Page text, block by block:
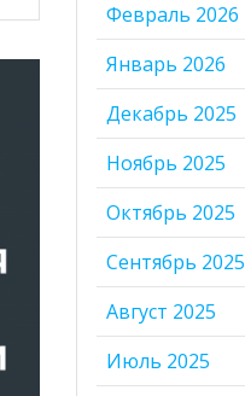
Февраль 2026
Январь 2026
Декабрь 2025
Ноябрь 2025
Октябрь 2025
Сентябрь 2025
Август 2025
Июль 2025